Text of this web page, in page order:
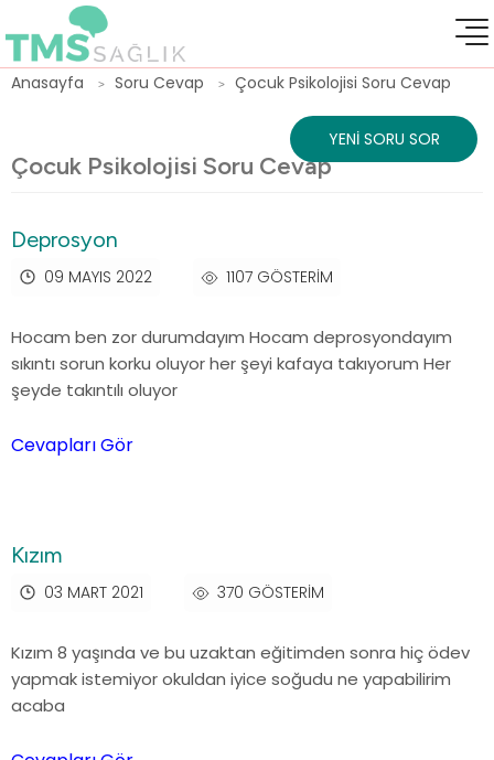
Anasayfa Soru Cevap Çocuk Psikolojisi Soru Cevap
Çocuk Psikolojisi Soru Cevap
Deprosyon
09 MAYIS 2022 1107 GÖSTERIM
Hocam ben zor durumdayım Hocam deprosyondayım
sıkıntı sorun korku oluyor her şeyi kafaya takıyorum Her
şeyde takıntılı oluyor
Cevapları Gör
Kızım
03 MART 2021 370 GÖSTERIM
Kızım 8 yaşında ve bu uzaktan eğitimden sonra hiç ödev
yapmak istemiyor okuldan iyice soğudu ne yapabilirim
acaba
YENI SORU SOR